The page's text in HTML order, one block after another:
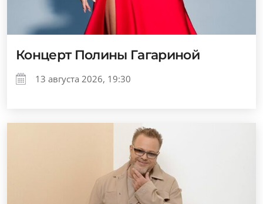
Концерт Полины Гагариной
13 августа 2026, 19:30